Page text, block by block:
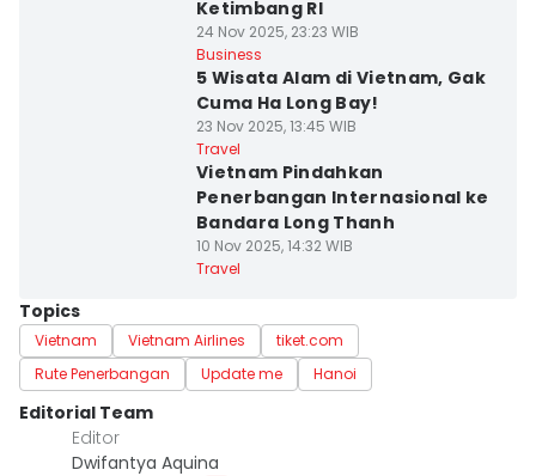
Ketimbang RI
24 Nov 2025, 23:23 WIB
Business
5 Wisata Alam di Vietnam, Gak
Cuma Ha Long Bay!
23 Nov 2025, 13:45 WIB
Travel
Vietnam Pindahkan
Penerbangan Internasional ke
Bandara Long Thanh
10 Nov 2025, 14:32 WIB
Travel
Topics
Vietnam Vietnam Airlines
tiket.com
Rute Penerbangan
Update me Hanoi
Editorial Team
Editor
Dwifantya Aquina